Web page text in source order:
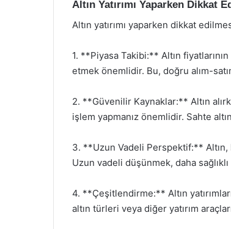
Altın Yatırımı Yaparken Dikkat
Altın yatırımı yaparken dikkat
1. **Piyasa Takibi:** Altın
etmek önemlidir. Bu, doğru alım-
2. **Güvenilir Kaynaklar:** Altın
işlem yapmanız önemlidir. Sahte
3. **Uzun Vadeli Perspektif:** Altın,
Uzun vadeli düşünmek, daha
4. **Çeşitlendirme:** Altın
altın türleri veya diğer yatırım